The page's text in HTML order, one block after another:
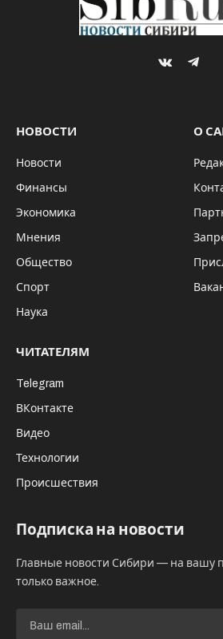
VKontakte
НОВОСТИ
Новости
Финансы
Экономика
Мнения
Общество
Спорт
Наука
О
ЧИТАТЕЛЯМ
Telegram
ВКонтакте
Видео
Технологии
Происшествия
Подписка на новости
Главные новости Сибири — на вашу
только важное.